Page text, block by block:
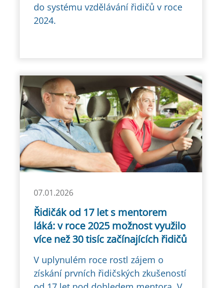
do systému vzdělávání řidičů v roce
2024.
07.01.2026
Řidičák od 17 let s mentorem
láká: v roce 2025 možnost využilo
více než 30 tisíc začínajících řidičů
V uplynulém roce rostl zájem o
získání prvních řidičských zkušeností